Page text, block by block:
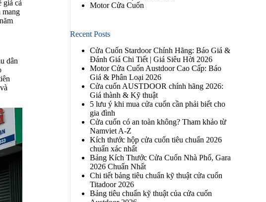
giá cả
mang
dân
Motor Cửa Cuốn
Recent Posts
Cửa Cuốn Stardoor Chính Hãng: Báo Giá &
Đánh Giá Chi Tiết | Giá Siêu Hời 2026
Motor Cửa Cuốn Austdoor Cao Cấp: Báo
Giá & Phân Loại 2026
Cửa cuốn AUSTDOOR chính hãng 2026:
Giá thành & Kỹ thuật
5 lưu ý khi mua cửa cuốn cần phải biết cho
gia đình
Cửa cuốn có an toàn không? Tham khảo từ
Namviet A-Z
Kích thước hộp cửa cuốn tiêu chuẩn 2026
chuẩn xác nhất
Bảng Kích Thước Cửa Cuốn Nhà Phố, Gara
2026 Chuẩn Nhất
Chi tiết bảng tiêu chuẩn kỹ thuật cửa cuốn
Titadoor 2026
Bảng tiêu chuẩn kỹ thuật của cửa cuốn